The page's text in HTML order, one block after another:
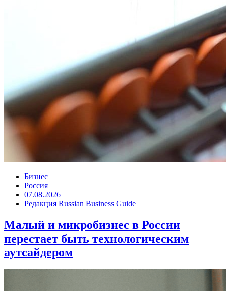
Бизнес
Россия
07.08.2026
Редакция Russian Business Guide
Малый и микробизнес в России
перестает быть технологическим
аутсайдером